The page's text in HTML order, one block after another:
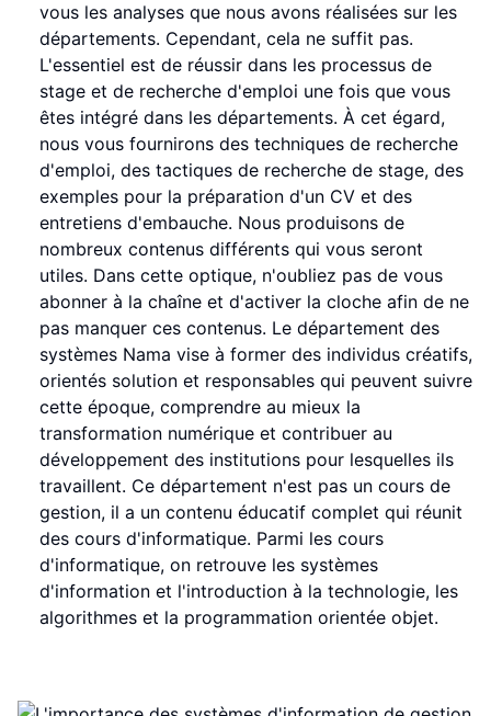
vous les analyses que nous avons réalisées sur les
départements. Cependant, cela ne suffit pas.
L'essentiel est de réussir dans les processus de
stage et de recherche d'emploi une fois que vous
êtes intégré dans les départements. À cet égard,
nous vous fournirons des techniques de recherche
d'emploi, des tactiques de recherche de stage, des
exemples pour la préparation d'un CV et des
entretiens d'embauche. Nous produisons de
nombreux contenus différents qui vous seront
utiles. Dans cette optique, n'oubliez pas de vous
abonner à la chaîne et d'activer la cloche afin de ne
pas manquer ces contenus. Le département des
systèmes Nama vise à former des individus créatifs,
orientés solution et responsables qui peuvent suivre
cette époque, comprendre au mieux la
transformation numérique et contribuer au
développement des institutions pour lesquelles ils
travaillent. Ce département n'est pas un cours de
gestion, il a un contenu éducatif complet qui réunit
des cours d'informatique. Parmi les cours
d'informatique, on retrouve les systèmes
d'information et l'introduction à la technologie, les
algorithmes et la programmation orientée objet.